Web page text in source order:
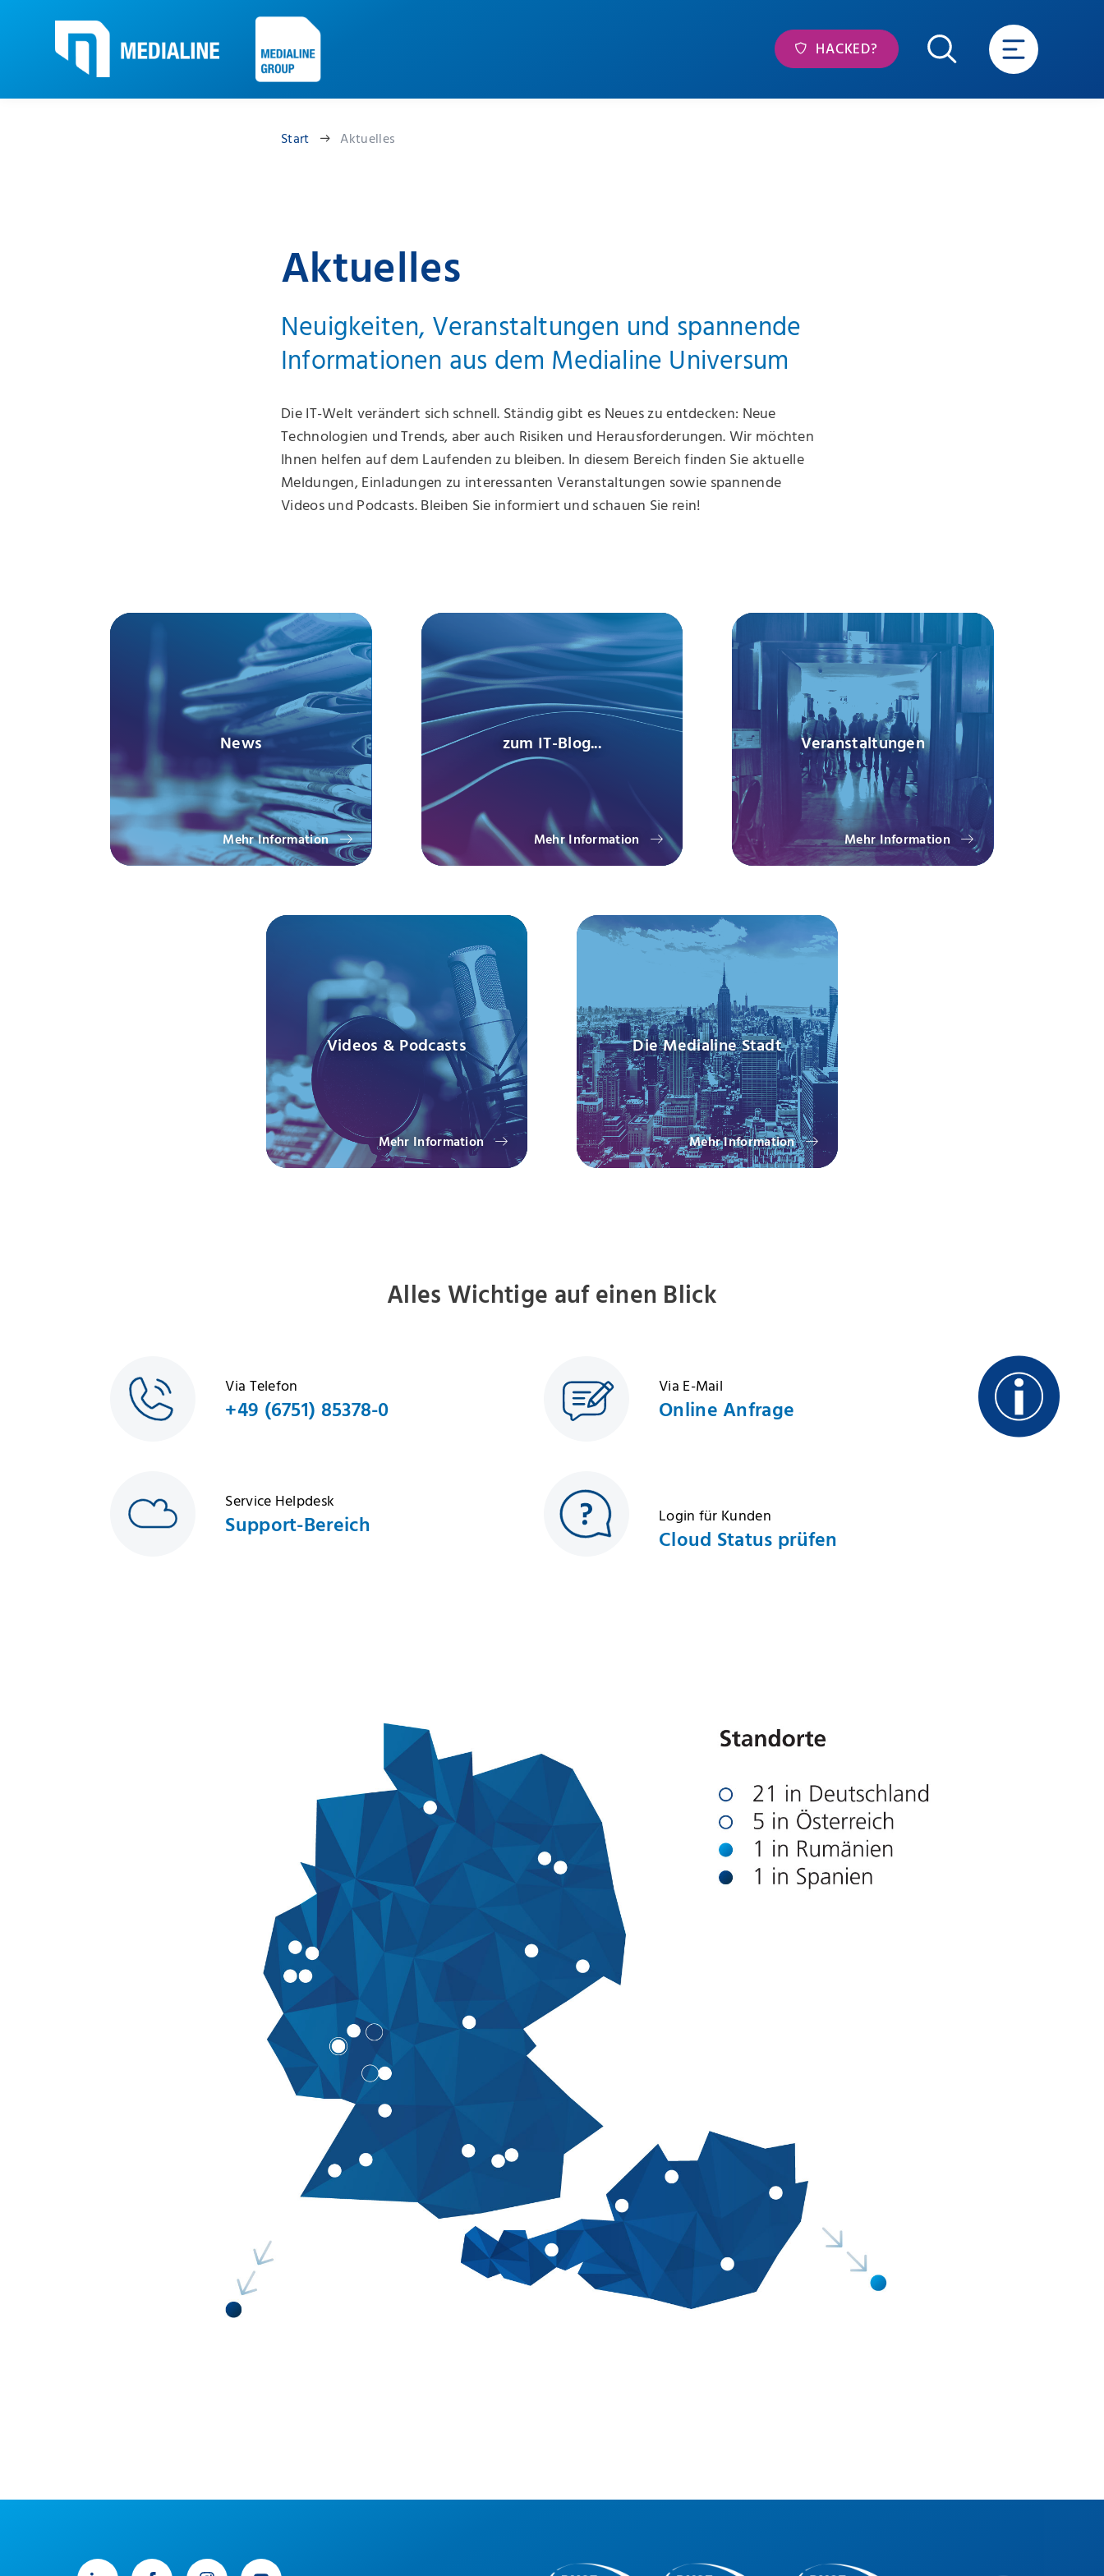
HACKED?
Start Aktuelles
Aktuelles
Neuigkeiten, Veranstaltungen und spannende
Informationen aus dem Medialine Universum
Die IT-Welt verändert sich schnell. Ständig gibt es Neues zu entdecken: Neue
Technologien und Trends, aber auch Risiken und Herausforderungen. Wir möchten
Ihnen helfen auf dem Laufenden zu bleiben. In diesem Bereich finden Sie aktuelle
Meldungen, Einladungen zu interessanten Veranstaltungen sowie spannende
Videos und Podcasts. Bleiben Sie informiert und schauen Sie rein!
News
Mehr Information
zum IT-Blog...
Mehr Information
Veranstaltungen
Mehr Information
Videos & Podcasts
Mehr Information
Die Medialine Stadt
Mehr Information
Alles Wichtige auf einen Blick
Via Telefon
+49 (6751) 85378-0
Via E-Mail
Online Anfrage
Service Helpdesk
Support-Bereich Login für Kunden
Cloud Status prüfen